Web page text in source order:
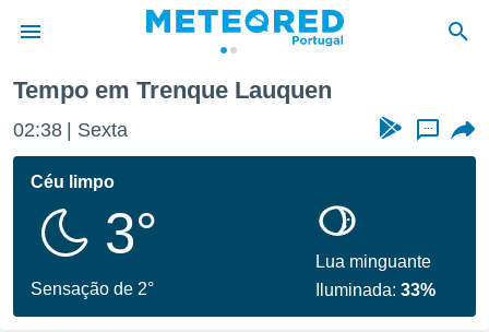
da
foi
fornecidas
a este
das
Tempo em Trenque Lauquen
02:38 Sexta ...
Céu limpo
3°
Sensação de 2°
Lua minguante
Iluminada:33%